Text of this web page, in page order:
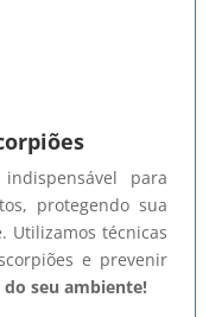
para
protegendo sua
Utilizamos técnicas
e prevenir
seu ambiente!